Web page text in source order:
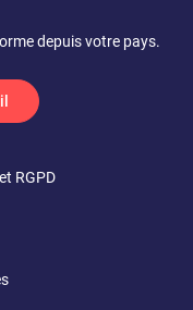
depuis votre pays.
RGPD